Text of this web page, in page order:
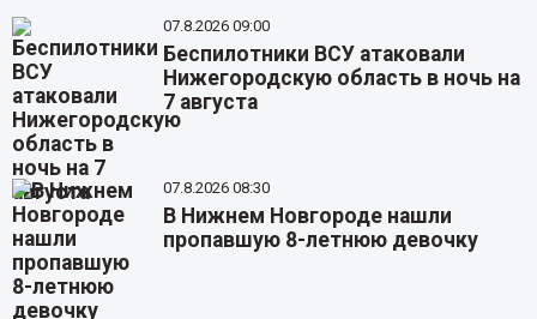
07.8.2026 09:00
Беспилотники ВСУ атаковали
Нижегородскую область в ночь на
7 августа
07.8.2026 08:30
В Нижнем Новгороде нашли
пропавшую 8-летнюю девочку